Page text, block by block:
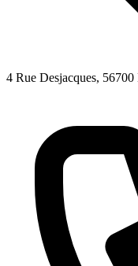
4 Rue Desjacques, 56700